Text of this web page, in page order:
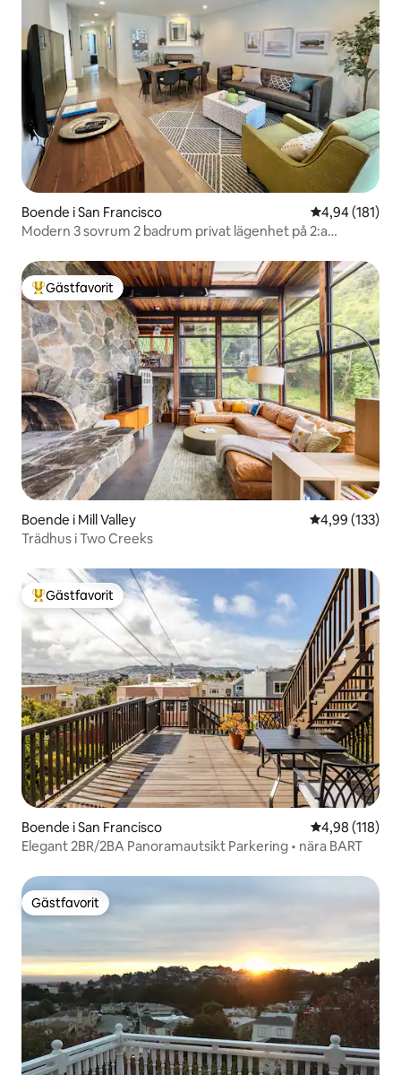
Boende i San Francisco 4,94 av 5 i
4,94 (181)
Modern 3 sovrum 2 badrum privat lägenhet på 2:a
Populär gästfavorit
Gästfavorit
Boende i Mill Valley 4,99 av 5 i
4,99 (133)
Trädhus i Two Creeks
Populär gästfavorit
Gästfavorit
Boende i San Francisco 4,98 av 5 i
4,98 (118)
Elegant 2BR/2BA Panoramautsikt Parkering • nära BART
Gästfavorit
Gästfavorit